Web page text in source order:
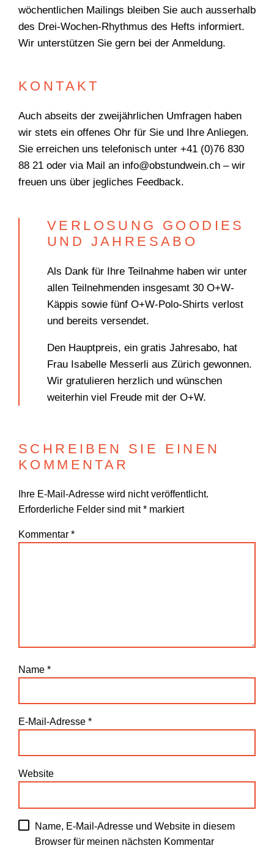
wöchentlichen Mailings bleiben Sie auch ausserhalb
des Drei-Wochen-Rhythmus des Hefts informiert.
Wir unterstützen Sie gern bei der Anmeldung.
KONTAKT
Auch abseits der zweijährlichen Umfragen haben
wir stets ein offenes Ohr für Sie und Ihre Anliegen.
Sie erreichen uns telefonisch unter +41 (0)76 830
88 21 oder via Mail an info@obstundwein.ch – wir
freuen uns über jegliches Feedback.
VERLOSUNG GOODIES
UND JAHRESABO
Als Dank für Ihre Teilnahme haben wir unter
allen Teilnehmenden insgesamt 30 O+W-
Käppis sowie fünf O+W-Polo-Shirts verlost
und bereits versendet.
Den Hauptpreis, ein gratis Jahresabo, hat
Frau Isabelle Messerli aus Zürich gewonnen.
Wir gratulieren herzlich und wünschen
weiterhin viel Freude mit der O+W.
SCHREIBEN SIE EINEN
KOMMENTAR
Ihre E-Mail-Adresse wird nicht veröffentlicht.
Erforderliche Felder sind mit* markiert
Kommentar *
Name *
E-Mail-Adresse *
Website
Name, E-Mail-Adresse und Website in diesem
Browser für meinen nächsten Kommentar